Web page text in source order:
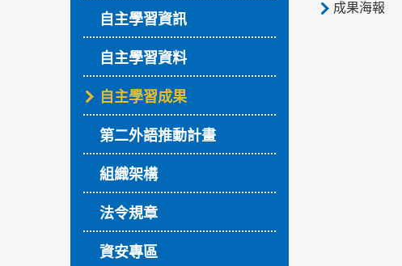
自主學習資訊
自主學習資料
自主學習成果
第二外語推動計畫
組織架構
法令規章
資安專區
成果海報